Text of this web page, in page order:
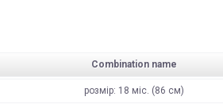
Combination name
розмір: 18 міс. (86 см)